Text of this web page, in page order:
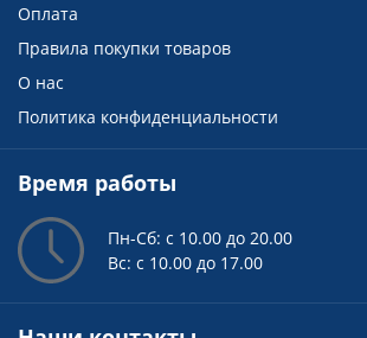
Оплата
Правила покупки товаров
О нас
Политика конфиденциальности
Время работы
Пн-Сб: с 10.00 до 20.00
Вс: с 10.00 до 17.00